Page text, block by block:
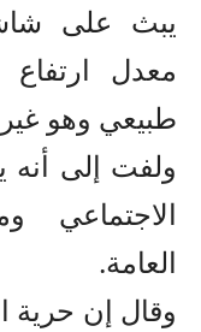
يبث على
معدل ارتفاع
طبيعي وهو
ولفت إلى أنه
الاجتماعي
العامة.
وقال إن حرية